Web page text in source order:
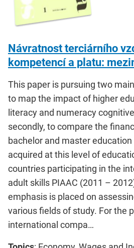
Návratnost terciárního
kompetencí a platu:
This paper is pursuing two
to map the impact of higher
literacy and numeracy
secondly, to compare the
bachelor and master
acquired at this level of
countries participating in the
adult skills PIAAC (2011 –
emphasis is placed on
various fields of study. For the
international compa…